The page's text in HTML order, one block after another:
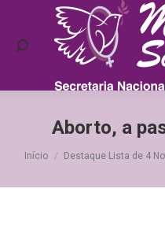
Search:
Aborto, a
Você está aqui:
Início Destaque Lista de 4